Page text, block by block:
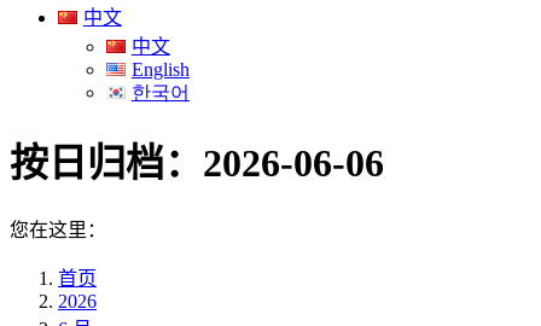
中文
中文
English
한국어
按日归档： 2026-06-06
您在这里：
首页
2026